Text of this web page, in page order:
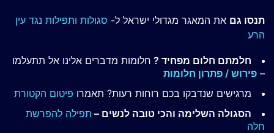
תנסו גם את המאגר מגדולי ישראל ל- סגולות ותפילות נגד עין
הרע
חלמתם חלום מפחיד ? חלומות מדברים אלינו אל תתעלמו
– פירוש / פתרון חלומות
מרגישים שנדבקו בכם רוחות רעות? תאמרו פיטום הקטורת
הסגולה השלימה והכי טובה לנשים – תפילה להפרשת
חלה